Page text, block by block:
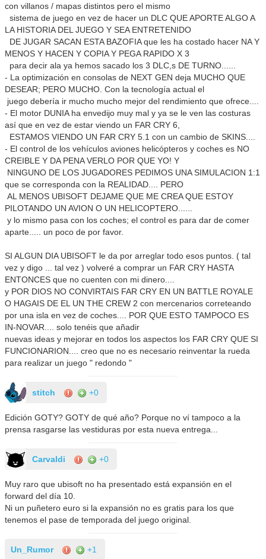
con villanos / mapas distintos pero el mismo
sistema de juego en vez de hacer un DLC QUE APORTE ALGO A
LA HISTORIA DEL JUEGO Y SEA ENTRETENIDO
DE JUGAR SACAN ESTA BAZOFIA que les ha costado hacer NA Y
MENOS Y HACEN Y COPIA Y PEGA RAPIDO X 3
para decir ala ya hemos sacado los 3 DLC,s DE TURNO......
- La optimización en consolas de NEXT GEN deja MUCHO QUE
DESEAR; PERO MUCHO. Con la tecnología actual el
juego debería ir mucho mucho mejor del rendimiento que ofrece....
- El motor DUNIA ha envedijo muy mal y ya se le ven las costuras
así que en vez de estar viendo un FAR CRY 6,
ESTAMOS VIENDO UN FAR CRY 5.1 con un cambio de SKINS....
- El control de los vehículos aviones helicópteros y coches es NO
CREIBLE Y DA PENA VERLO POR QUE YO! Y
NINGUNO DE LOS JUGADORES PEDIMOS UNA SIMULACION 1:1
que se corresponda con la REALIDAD.... PERO
AL MENOS UBISOFT DEJAME QUE ME CREA QUE ESTOY
PILOTANDO UN AVION O UN HELICOPTERO......
y lo mismo pasa con los coches; el control es para dar de comer
aparte..... un poco de por favor.
SI ALGUN DIA UBISOFT le da por arreglar todo esos puntos. ( tal
vez y digo ... tal vez ) volveré a comprar un FAR CRY HASTA
ENTONCES que no cuenten con mi dinero....
y POR DIOS NO CONVIRTAIS FAR CRY EN UN BATTLE ROYALE
O HAGAIS DE EL UN THE CREW 2 con mercenarios correteando
por una isla en vez de coches.... POR QUE ESTO TAMPOCO ES
IN-NOVAR.... solo tenéis que añadir
nuevas ideas y mejorar en todos los aspectos los FAR CRY QUE SI
FUNCIONARION.... creo que no es necesario reinventar la rueda
para realizar un juego " redondo "
stitch +0
Edición GOTY? GOTY de qué año? Porque no ví tampoco a la
prensa rasgarse las vestiduras por esta nueva entrega...
Carvaldi +0
Muy raro que ubisoft no ha presentado está expansión en el
forward del día 10.
Ni un puñetero euro si la expansión no es gratis para los que
tenemos el pase de temporada del juego original.
Un_Rumor +1